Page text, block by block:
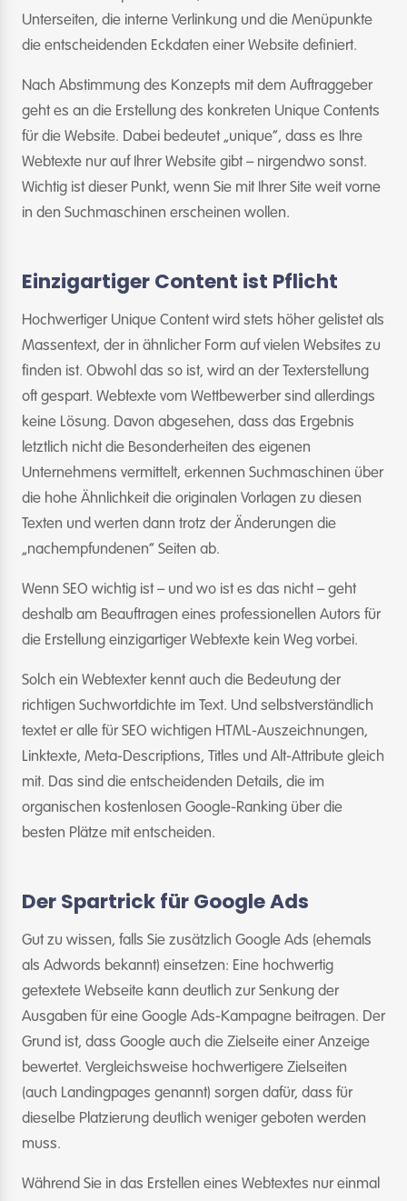
Unterseiten, die interne Verlinkung und die Menüpunkte
die entscheidenden Eckdaten einer Website definiert.
Nach Abstimmung des Konzepts mit dem Auftraggeber
geht es an die Erstellung des konkreten Unique Contents
für die Website. Dabei bedeutet „unique“, dass es Ihre
Webtexte nur auf Ihrer Website gibt – nirgendwo sonst.
Wichtig ist dieser Punkt, wenn Sie mit Ihrer Site weit vorne
in den Suchmaschinen erscheinen wollen.
Einzigartiger Content ist Pflicht
Hochwertiger Unique Content wird stets höher gelistet als
Massentext, der in ähnlicher Form auf vielen Websites zu
finden ist. Obwohl das so ist, wird an der Texterstellung
oft gespart. Webtexte vom Wettbewerber sind allerdings
keine Lösung. Davon abgesehen, dass das Ergebnis
letztlich nicht die Besonderheiten des eigenen
Unternehmens vermittelt, erkennen Suchmaschinen über
die hohe Ähnlichkeit die originalen Vorlagen zu diesen
Texten und werten dann trotz der Änderungen die
„nachempfundenen“ Seiten ab.
Wenn SEO wichtig ist – und wo ist es das nicht – geht
deshalb am Beauftragen eines professionellen Autors für
die Erstellung einzigartiger Webtexte kein Weg vorbei.
Solch ein Webtexter kennt auch die Bedeutung der
richtigen Suchwortdichte im Text. Und selbstverständlich
textet er alle für SEO wichtigen HTML-Auszeichnungen,
Linktexte, Meta-Descriptions, Titles und Alt-Attribute gleich
mit. Das sind die entscheidenden Details, die im
organischen kostenlosen Google-Ranking über die
besten Plätze mit entscheiden.
Der Spartrick für Google Ads
Gut zu wissen, falls Sie zusätzlich Google Ads (ehemals
als Adwords bekannt) einsetzen: Eine hochwertig
getextete Webseite kann deutlich zur Senkung der
Ausgaben für eine Google Ads-Kampagne beitragen. Der
Grund ist, dass Google auch die Zielseite einer Anzeige
bewertet. Vergleichsweise hochwertigere Zielseiten
(auch Landingpages genannt) sorgen dafür, dass für
dieselbe Platzierung deutlich weniger geboten werden
muss.
Während Sie in das Erstellen eines Webtextes nur einmal